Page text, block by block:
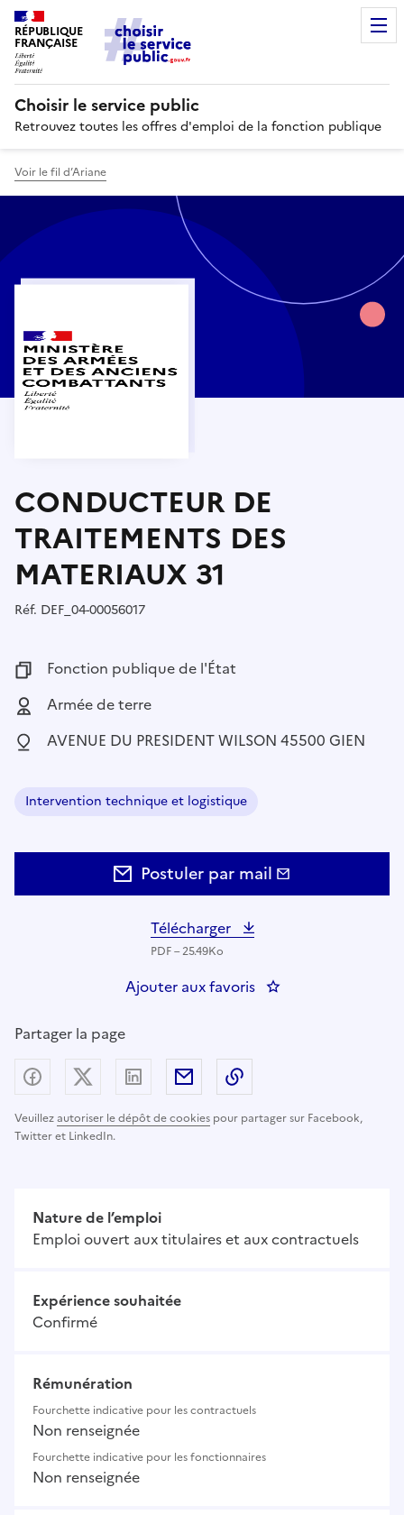
RÉPUBLIQUE
FRANÇAISE
Choisir le service public
Retrouvez toutes les offres d'emploi de la fonction publique
Voir le fil d’Ariane
CONDUCTEUR DE
TRAITEMENTS DES
MATERIAUX 31
Réf. Référence :
DEF_04-00056017
Fonction publique :
Fonction publique de l'État
Employeur :
Armée de terre
Localisation :
AVENUE DU PRESIDENT WILSON 45500 GIEN
Domaine :
Intervention technique et logistique
Postuler par mail
Télécharger
PDF – 25.49Ko
Ajouter aux favoris : CONDUCTEUR DE
Partager la page
Veuillezautoriser le dépôt de cookies pour partager sur Facebook,
Twitter et LinkedIn.
Partager sur Facebook
Partager sur X (anciennement Twitter) -
Partager sur LinkedIn
Partager par email
Nature de l’emploi
Emploi ouvert aux titulaires et aux contractuels
Expérience souhaitée
Confirmé
Rémunération
Fourchette indicative pour les contractuels
Non renseignée
Fourchette indicative pour les fonctionnaires
Non renseignée